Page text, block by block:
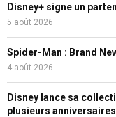
Disney+ signe un
5 août 2026
Spider-Man : Brand
4 août 2026
Disney lance sa
plusieurs anniversaires